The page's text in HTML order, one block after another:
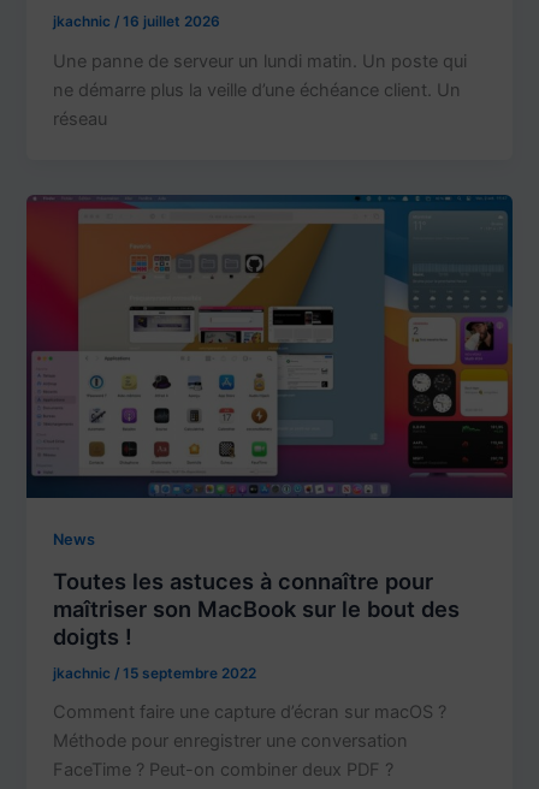
jkachnic/16 juillet 2026
Une panne de serveur un lundi matin. Un poste qui
ne démarre plus la veille d’une échéance client. Un
réseau
News
Toutes les astuces à connaître pour
maîtriser son MacBook sur le bout des
doigts !
jkachnic /15 septembre 2022
Comment faire une capture d’écran sur macOS ?
Méthode pour enregistrer une conversation
FaceTime ? Peut-on combiner deux PDF ?